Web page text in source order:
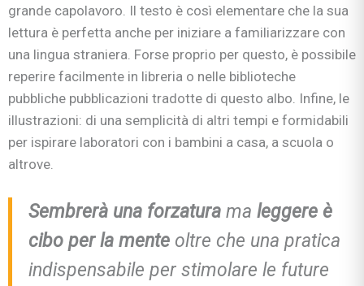
grande capolavoro. Il testo è così elementare che la sua
lettura è perfetta anche per iniziare a familiarizzare con
una lingua straniera. Forse proprio per questo, è possibile
reperire facilmente in libreria o nelle biblioteche
pubbliche pubblicazioni tradotte di questo albo. Infine, le
illustrazioni: di una semplicità di altri tempi e formidabili
per ispirare laboratori con i bambini a casa, a scuola o
altrove.
Sembrerà una forzatura ma leggere è
cibo per la mente oltre che una pratica
indispensabile per stimolare le future